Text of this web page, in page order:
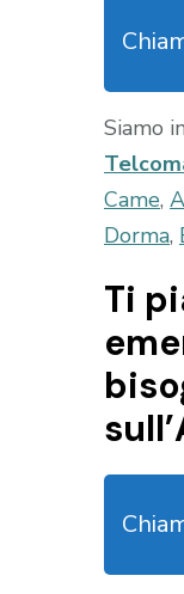
Siamo
Came,
Dorma,
Ti